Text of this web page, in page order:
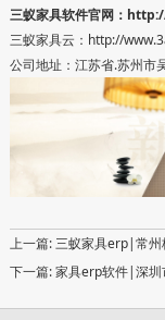
三蚁家具软件官网：
三蚁家具云： http://
公司地址：江苏省.苏州市
上一篇:三蚁家具erp|常州
下一篇:家具erp软件|深圳